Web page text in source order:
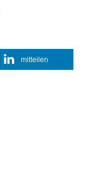
mitteilen